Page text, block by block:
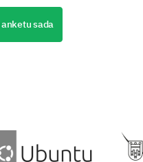
sada